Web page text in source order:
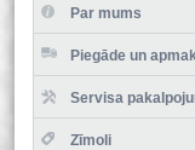
Par mums
Piegāde un
Servisa
Zīmoli